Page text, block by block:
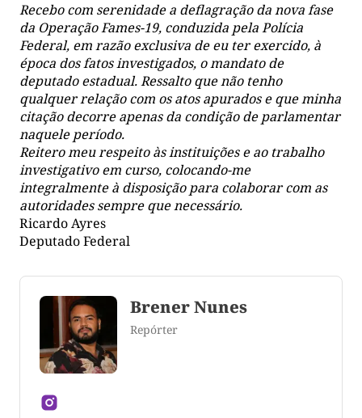
Recebo com serenidade a deflagração da nova fase
da Operação Fames-19, conduzida pela Polícia
Federal, em razão exclusiva de eu ter exercido, à
época dos fatos investigados, o mandato de
deputado estadual. Ressalto que não tenho
qualquer relação com os atos apurados e que minha
citação decorre apenas da condição de parlamentar
naquele período.
Reitero meu respeito às instituições e ao trabalho
investigativo em curso, colocando-me
integralmente à disposição para colaborar com as
autoridades sempre que necessário.
Ricardo Ayres
Deputado Federal
Brener Nunes
Repórter